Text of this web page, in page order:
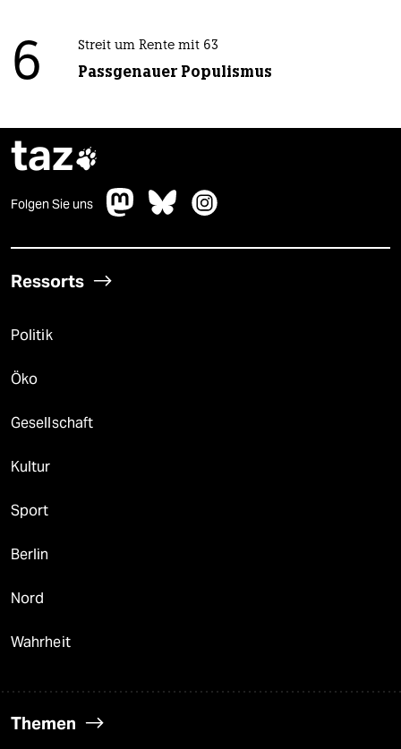
6 Streit um Rente mit 63
Passgenauer Populismus
taz
Folgen Sie uns
Ressorts
Politik
Öko
Gesellschaft
Kultur
Sport
Berlin
Nord
Wahrheit
Themen